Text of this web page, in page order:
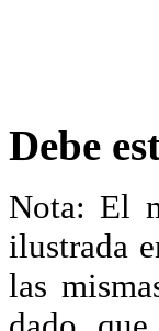
Debe
Nota: El
ilustrada
las